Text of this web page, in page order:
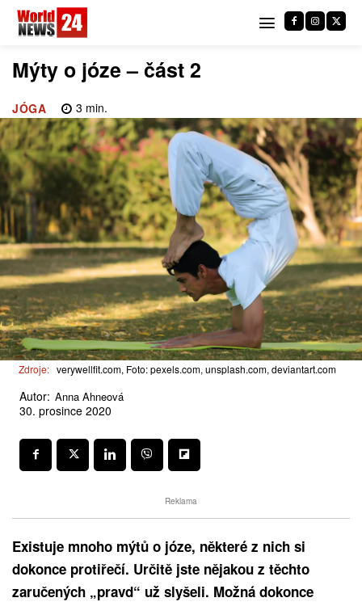
Mýty o józe – část 2
JÓGA 3 min.
Zdroje: verywellfit.com, Foto: pexels.com, unsplash.com, deviantart.com
Autor: Anna Ahneová
30. prosince 2020
Reklama
Existuje mnoho mýtů o józe, některé z nich si
dokonce protiřečí. Určitě jste nějakou z těchto
zaručených „pravd“ už slyšeli. Možná dokonce